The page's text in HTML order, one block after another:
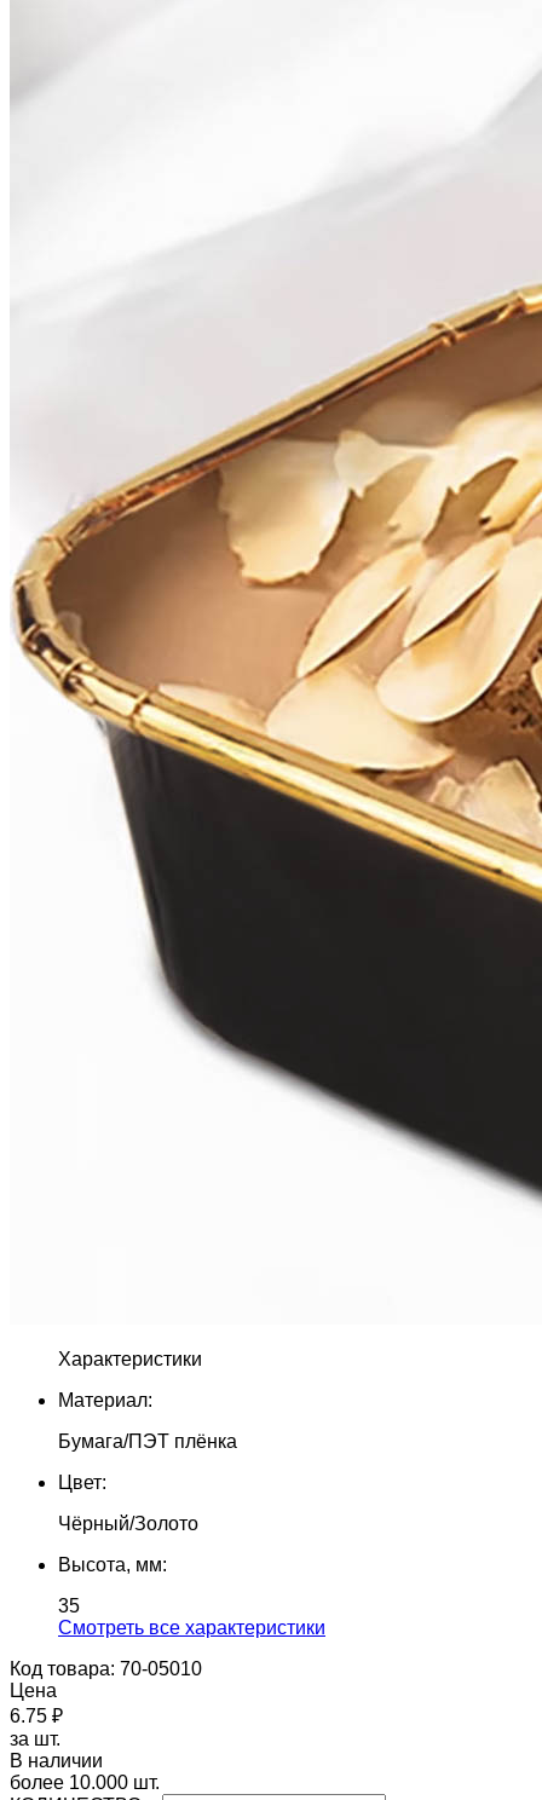
Характеристики
Материал:
Бумага/ПЭТ плёнка
Цвет:
Чёрный/Золото
Высота, мм:
35
Cмотреть все характеристики
Код товара: 70-05010
Цена
6.75 ₽
за шт.
В наличии
более 10.000 шт.